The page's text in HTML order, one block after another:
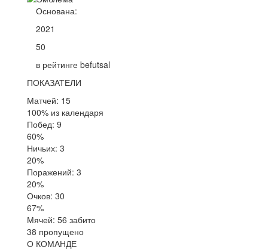
Основана:
2021
50
в рейтинге befutsal
ПОКАЗАТЕЛИ
Матчей: 15
100% из календаря
Побед: 9
60%
Ничьих: 3
20%
Поражений: 3
20%
Очков: 30
67%
Мячей: 56 забито
38 пропущено
О КОМАНДЕ